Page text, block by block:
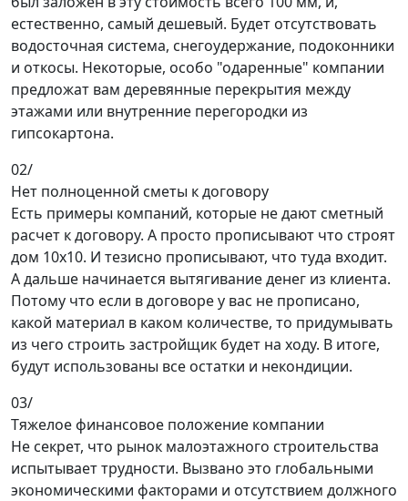
естественно, самый дешевый. Будет отсутствовать
водосточная система, снегоудержание, подоконники
и откосы. Некоторые, особо "одаренные" компании
предложат вам деревянные перекрытия между
этажами или внутренние перегородки из
гипсокартона.
02/
Нет полноценной сметы к договору
Есть примеры компаний, которые не дают сметный
расчет к договору. А просто прописывают что строят
дом 10х10. И тезисно прописывают, что туда входит.
А дальше начинается вытягивание денег из клиента.
Потому что если в договоре у вас не прописано,
какой материал в каком количестве, то придумывать
из чего строить застройщик будет на ходу. В итоге,
будут использованы все остатки и некондиции.
03/
Тяжелое финансовое положение компании
Не секрет, что рынок малоэтажного строительства
испытывает трудности. Вызвано это глобальными
экономическими факторами и отсутствием должного